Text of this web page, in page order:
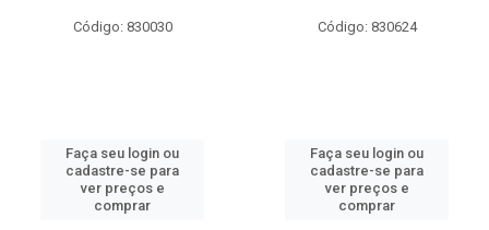
Código: 830030
Faça seu login ou
cadastre-se para
ver preços e
comprar
Código: 830624
Faça seu login ou
cadastre-se para
ver preços e
comprar